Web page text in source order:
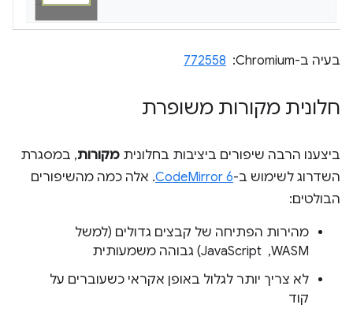
בעיה ב-Chromium: ‏ 772558
חלונית מקורות משופרת
ביצענו הרבה שיפורים ביציבות בחלונית מקורות, במסגרת
השדרוג לשימוש ב-CodeMirror 6. אלה כמה מהשיפורים
הבולטים:
מהירות הפתיחה של קבצים גדולים (למשל
WASM, ‏ JavaScript) גבוהה משמעותית
לא צריך יותר לגלול באופן אקראי כשעוברים על
קוד